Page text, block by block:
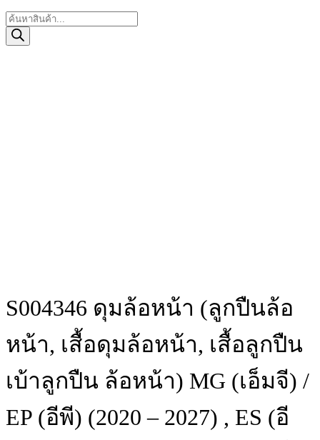
Products
search
S004346 ดุมล้อหน้า (ลูกปืนล้อ
หน้า, เสื้อดุมล้อหน้า, เสื้อลูกปืน
เบ้าลูกปืน ล้อหน้า) MG (เอ็มจี) /
EP (อีพี) (2020 – 2027) , ES (อี